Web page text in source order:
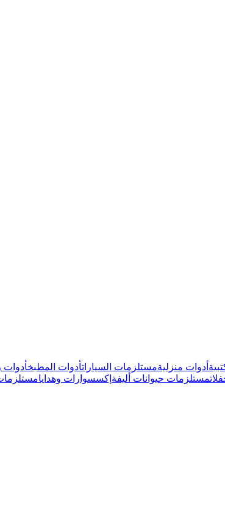
أدوات منزليةمستلزمات السياراتأدوات المطبخأدوات
مستلزمات حيوانات أليفة إكسسوارات وهدايا